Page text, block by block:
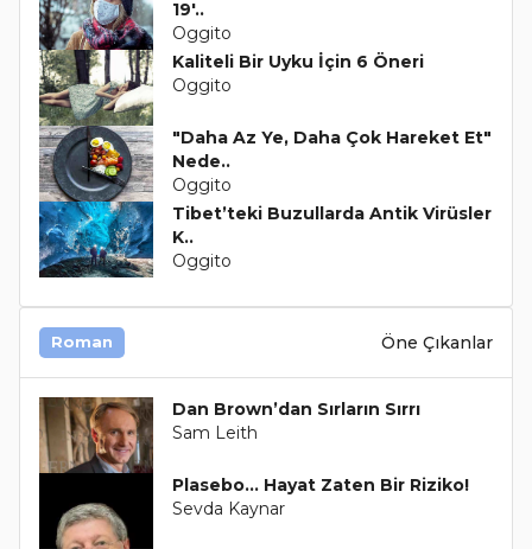
19'..
Oggito
Kaliteli Bir Uyku İçin 6 Öneri
Oggito
"Daha Az Ye, Daha Çok Hareket Et"
Nede..
Oggito
Tibet’teki Buzullarda Antik Virüsler
K..
Oggito
Roman Öne Çıkanlar
Dan Brown’dan Sırların Sırrı
Sam Leith
Plasebo... Hayat Zaten Bir Riziko!
Sevda Kaynar